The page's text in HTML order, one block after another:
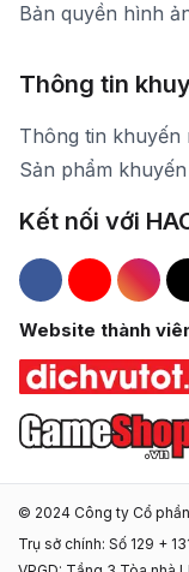
Bản quyền hình
Thông tin
Thông tin khuyến
Sản phẩm khuyến
Kết nối với
HacomHacom
Website thành
© 2024 Công ty Cổ
Trụ sở chính: Số 129 +